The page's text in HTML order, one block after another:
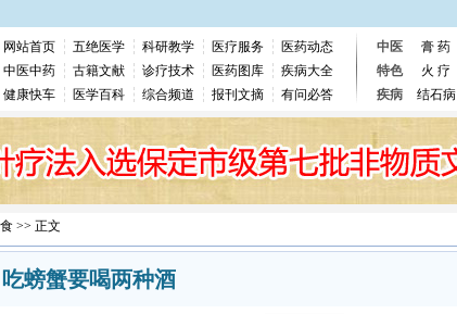
网站首页 五绝医学 科研教学 医疗服务
医药动态
中医中药 古籍文献 诊疗技术 医药图库
疾病大全
健康快车 医学百科 综合频道 报刊文摘 有问必答
中医 膏 药
特色
火 疗
疾病
结石病
>> 正文
吃螃蟹要喝两种酒